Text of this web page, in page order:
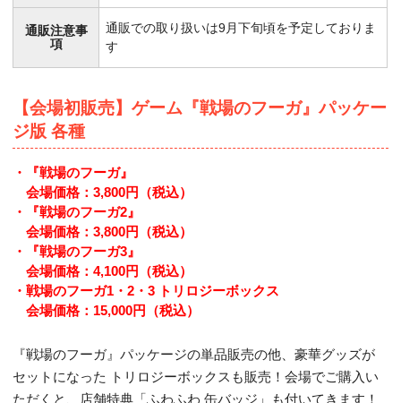
通販注意事
項
通販での取り扱いは9月下旬頃を予定しておりま
す
【会場初販売】ゲーム『戦場のフーガ』パッケー
ジ版 各種
・『戦場のフーガ』
会場価格：3,800円（税込）
・『戦場のフーガ2』
会場価格：3,800円（税込）
・『戦場のフーガ3』
会場価格：4,100円（税込）
・戦場のフーガ1・2・3 トリロジーボックス
会場価格：15,000円（税込）
『戦場のフーガ』パッケージの単品販売の他、豪華グッズが
セットになった トリロジーボックスも販売！会場でご購入い
ただくと、店舗特典「ふわふわ 缶バッジ」も付いてきます！